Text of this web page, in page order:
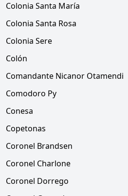
Colonia Santa María
Colonia Santa Rosa
Colonia Sere
Colón
Comandante Nicanor Otamendi
Comodoro Py
Conesa
Copetonas
Coronel Brandsen
Coronel Charlone
Coronel Dorrego